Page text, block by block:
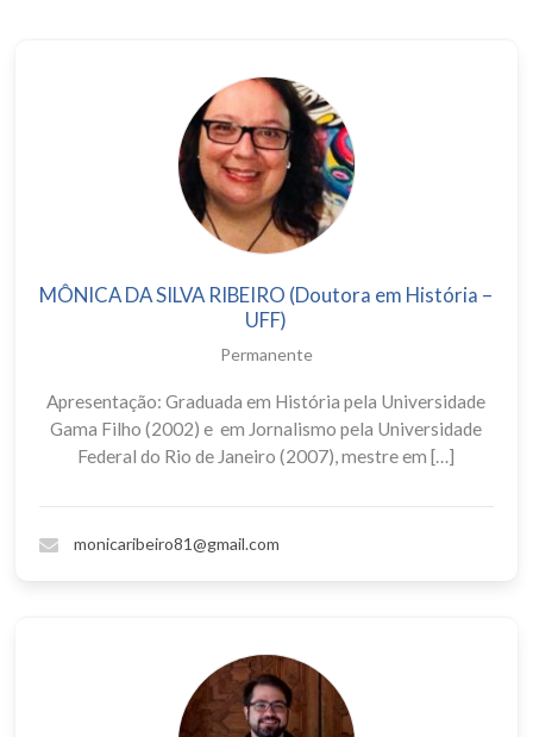
MÔNICA DA SILVA RIBEIRO (Doutora em História –
UFF)
Permanente
Apresentação: Graduada em História pela Universidade
Gama Filho (2002) e em Jornalismo pela Universidade
Federal do Rio de Janeiro (2007), mestre em […]
monicaribeiro81@gmail.com